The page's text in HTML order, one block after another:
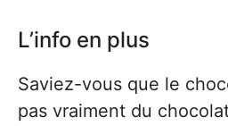
L’info en plus
Saviez-vous que le
pas vraiment du